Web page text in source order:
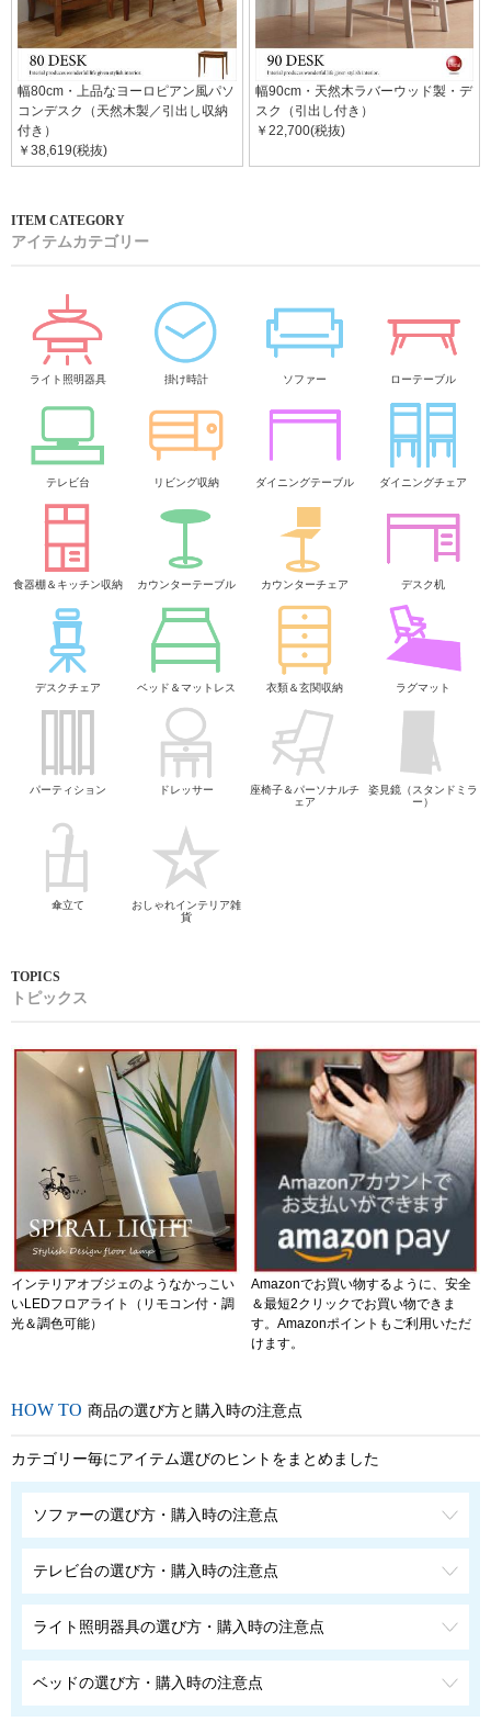
幅80cm・上品なヨーロピアン風パソ
コンデスク（天然木製／引出し収納
付き）
￥38,619(税抜)
幅90cm・天然木ラバーウッド製・デ
スク（引出し付き）
￥22,700(税抜)
アイテムカテゴリー
ライト照明器具 掛け時計 ソファー ローテーブル
テレビ台 リビング収納 ダイニングテーブル ダイニングチェア
食器棚＆キッチン収納 カウンターテーブル カウンターチェア デスク机
デスクチェア ベッド＆マットレス 衣類＆玄関収納 ラグマット
パーティション ドレッサー
座椅子＆パーソナルチ
ェア
姿見鏡（スタンドミラ
ー）
傘立て
おしゃれインテリア雑
貨
トピックス
インテリアオブジェのようなかっこい
いLEDフロアライト（リモコン付・調
光＆調色可能）
Amazonでお買い物するように、安全
＆最短2クリックでお買い物できま
す。Amazonポイントもご利用いただ
けます。
商品の選び方と購入時の注意点
カテゴリー毎にアイテム選びのヒントをまとめました
ソファーの選び方・購入時の注意点
テレビ台の選び方・購入時の注意点
ライト照明器具の選び方・購入時の注意点
ベッドの選び方・購入時の注意点